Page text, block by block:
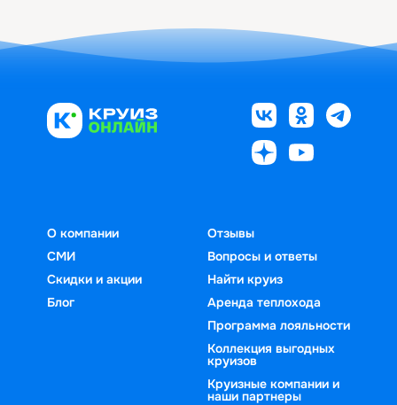
О компании
СМИ
Скидки и акции
Блог
Отзывы
Вопросы и ответы
Найти круиз
Аренда теплохода
Программа лояльности
Коллекция выгодных
круизов
Круизные компании и
наши партнеры